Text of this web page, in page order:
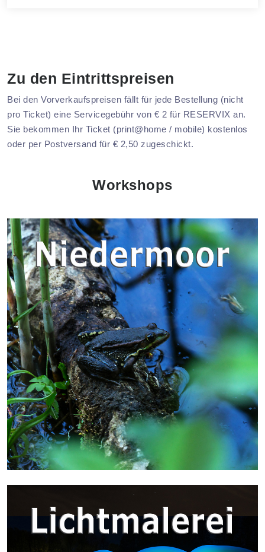
Zu den Eintrittspreisen
Bei den Vorverkaufspreisen fällt für jede Bestellung (nicht
pro Ticket) eine Servicegebühr von € 2 für RESERVIX an.
Sie bekommen Ihr Ticket (print@home / mobile) kostenlos
oder per Postversand für € 2,50 zugeschickt.
Workshops